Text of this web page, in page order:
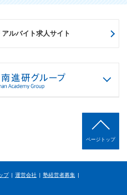
アルバイト求人サイト
ページトップ
プ 運営会社
塾経営者募集